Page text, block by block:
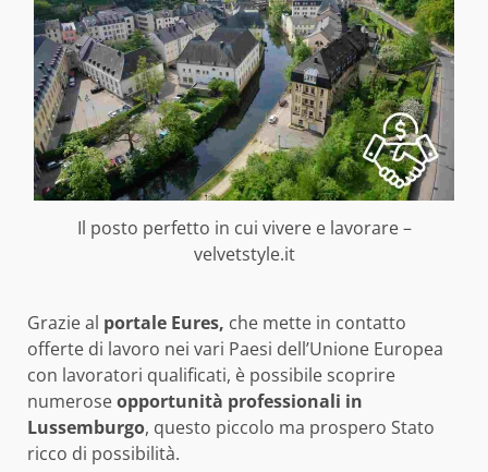
Il posto perfetto in cui vivere e lavorare –
velvetstyle.it
Grazie al portale Eures, che mette in contatto
offerte di lavoro nei vari Paesi dell’Unione Europea
con lavoratori qualificati, è possibile scoprire
numeroseopportunità professionali in
Lussemburgo, questo piccolo ma prospero Stato
ricco di possibilità.